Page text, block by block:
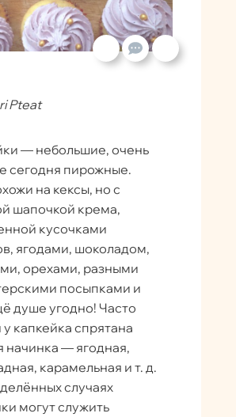
Pteat
— небольшие, очень
сегодня пирожные.
на кексы, но с
шапочкой крема,
кусочками
ягодами, шоколадом,
орехами, разными
посыпками и
душе угодно! Часто
у капкейка спрятана
начинка — ягодная,
карамельная и т. д.
случаях
могут служить